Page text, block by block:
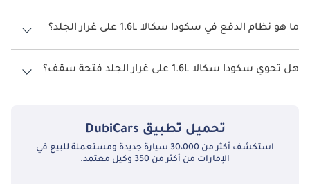
تتسع سكودا سكالا 1.6L على غرار الجلد لأ 5 أشخاص.
ما هو نظام الدفع في سكودا سكالا 1.6L على غرار الجلد؟
نظام الدفع في سكودا سكالا Front Wheel Drive 1.6L على غرار الجلد.
هل تحوي سكودا سكالا 1.6L على غرار الجلد فتحة سقف؟
نعم توفر سكودا سكالا 1.6L على غرار الجلد فتحة السقف كخيار.
تحميل تطبيق DubiCars
استكشف أكثر من 30،000 سيارة جديدة ومستعملة للبيع في
الإمارات من أكثر من 350 وكيل معتمد.